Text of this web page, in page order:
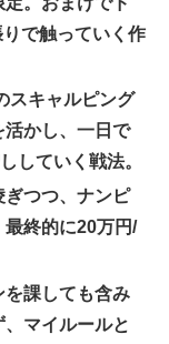
で触っていく作
スキャルピング
かし、一日で
していく戦法。
つつ、ナンピ
最終的に20万円/
を課しても含み
マイルールと